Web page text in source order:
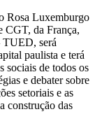
Rosa Luxemburgo
CGT, da França,
TUED, será
paulista e terá
sociais de todos os
e debater sobre
setoriais e as
construção das